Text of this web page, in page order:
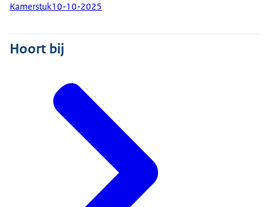
Kamerstuk10-10-2025
Hoort bij